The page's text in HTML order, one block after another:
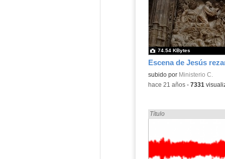
Contenido educativo.
subido por Ministerio C.
74.54 KBytes
-hace 21 años- 7331
Encontrado «rezo» en:
Título